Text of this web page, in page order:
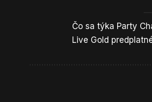
Čo sa týka Party
Live Gold